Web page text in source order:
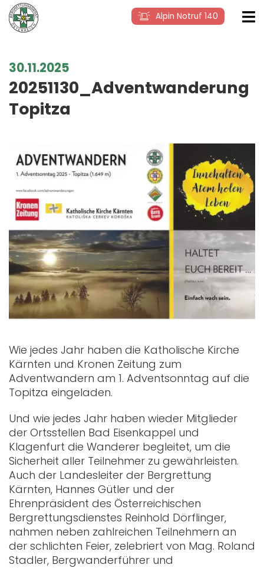
Alpin Notruf 140
30.11.2025
20251130_Adventwanderung
Topitza
Wie jedes Jahr haben die Katholische Kirche
Kärnten und Kronen Zeitung zum
Adventwandern am 1. Adventsonntag auf die
Topitza eingeladen.
Und wie jedes Jahr haben wieder Mitglieder
der Ortsstellen Bad Eisenkappel und
Klagenfurt die Wanderer begleitet, um die
Sicherheit aller Teilnehmer zu gewährleisten.
Auch der Landesleiter der Bergrettung
Kärnten, Hannes Gütler und der
Ehrenpräsident des Österreichischen
Bergrettungsdienstes Reinhold Dörflinger,
nahmen neben zahlreichen Teilnehmern an
der schlichten Feier, zelebriert von Mag. Roland
Stadler, Bergwanderführer und